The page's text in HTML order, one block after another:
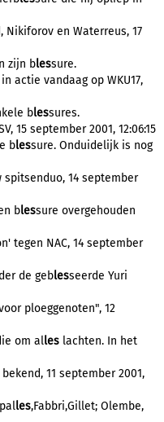
Nikiforov en Waterreus, 17
zijn blessure.
actie vandaag op WKU17,
blessures.
15 september 2001, 12:06:15
blessure. Onduidelijk is nog
14 september
blessure overgehouden
tegen NAC, 14 september
de geblesseerde Yuri
ploeggenoten", 12
om alles lachten. In het
11 september 2001,
les,Fabbri,Gillet; Olembe,